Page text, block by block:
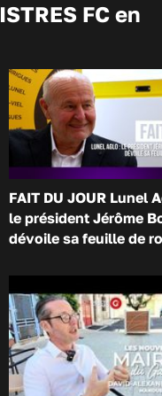
FC en
FAIT DU JOUR Lunel
le président Jérôme
dévoile sa feuille de